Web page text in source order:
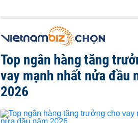
Top ngân hàng tăng
vay mạnh nhất nửa đầu
2026